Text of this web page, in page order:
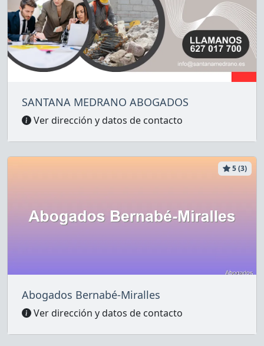
SANTANA MEDRANO ABOGADOS
Ver dirección y datos de contacto
5 (3)
Abogados Bernabé-Miralles
Ver dirección y datos de contacto